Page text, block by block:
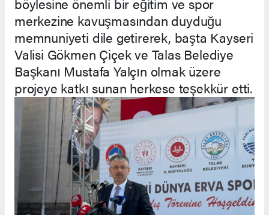
merkezine kavuşmasından duyduğu
memnuniyeti dile getirerek, başta Kayseri
Valisi Gökmen Çiçek ve Talas Belediye
Başkanı Mustafa Yalçın olmak üzere
projeye katkı sunan herkese teşekkür etti.